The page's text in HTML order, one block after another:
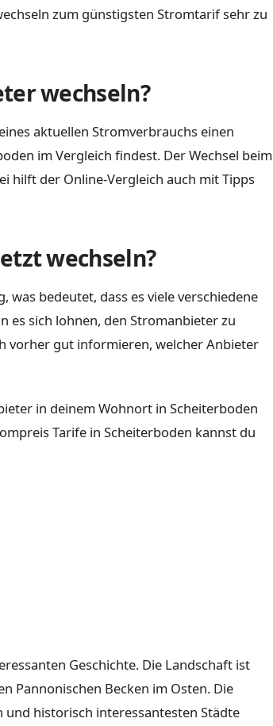
zum günstigsten Stromtarif sehr zu
wechseln?
aktuellen Stromverbrauchs einen
im Vergleich findest. Der Wechsel beim
hilft der Online-Vergleich auch mit Tipps
wechseln?
bedeutet, dass es viele verschiedene
es sich lohnen, den Stromanbieter zu
vorher gut informieren, welcher Anbieter
in deinem Wohnort in Scheiterboden
Tarife in Scheiterboden kannst du
Geschichte. Die Landschaft ist
Pannonischen Becken im Osten. Die
historisch interessantesten Städte